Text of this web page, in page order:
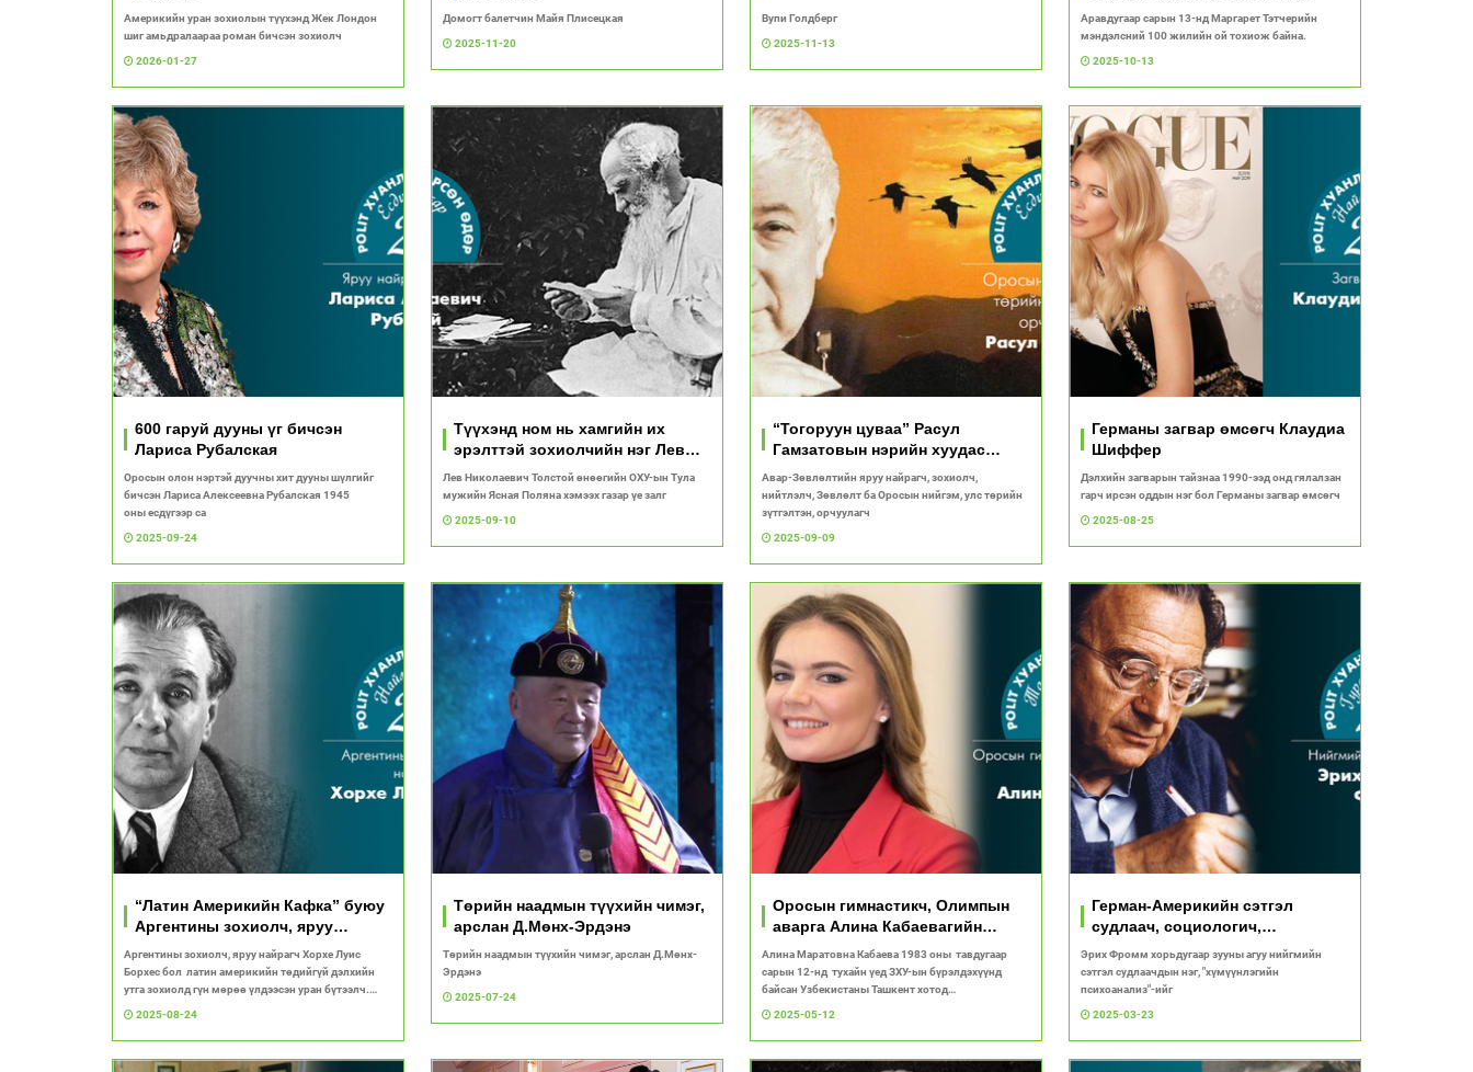
Америкийн уран зохиолын түүхэнд Жек Лондон
шиг амьдралаараа роман бичсэн зохиолч
2026-01-27
Домогт балетчин Майя Плисецкая
2025-11-20
Вупи Голдберг
2025-11-13
Аравдугаар сарын 13-нд Маргарет Тэтчерийн
мэндэлсний 100 жилийн ой тохиож байна.
2025-10-13
600 гаруй дууны үг бичсэн
Лариса Рубалская
Оросын олон нэртэй дуучны хит дууны шүлгийг
бичсэн Лариса Алексеевна Рубалская 1945
оны есдүгээр са
2025-09-24
Түүхэнд ном нь хамгийн их
эрэлттэй зохиолчийн нэг Лев
Николаевич Толстой
Лев Николаевич Толстой өнөөгийн ОХУ-ын Тула
мужийн Ясная Поляна хэмээх газар үе залг
2025-09-10
“Тогоруун цуваа” Расул
Гамзатовын нэрийн хуудас
болсон бүтээлийн нэг
Авар-Зөвлөлтийн яруу найрагч, зохиолч,
нийтлэлч, Зөвлөлт ба Оросын нийгэм, улс төрийн
зүтгэлтэн, орчуулагч
2025-09-09
Германы загвар өмсөгч Клаудиа
Шиффер
Дэлхийн загварын тайзнаа 1990-ээд онд гялалзан
гарч ирсэн оддын нэг бол Германы загвар өмсөгч
2025-08-25
“Латин Америкийн Кафка” буюу
Аргентины зохиолч, яруу
найрагч Хорхе Луис Борхес
Аргентины зохиолч, яруу найрагч Хорхе Луис
Борхес бол латин америкийн төдийгүй дэлхийн
утга зохиолд гүн мөрөө үлдээсэн уран бүтээлч.
найрагч, зохиолчийг онцоллоо.
2025-08-24
Төрийн наадмын түүхийн чимэг,
арслан Д.Мөнх-Эрдэнэ
Төрийн наадмын түүхийн чимэг, арслан Д.Мөнх-
Эрдэнэ
2025-07-24
Оросын гимнастикч, Олимпын
аварга Алина Кабаевагийн
төрсөн өдөр
Алина Маратовна Кабаева 1983 оны тавдугаар
сарын 12-нд тухайн үед ЗХУ-ын бүрэлдэхүүнд
байсан Узбекистаны Ташкент хотод
2025-05-12
Герман-Америкийн сэтгэл
судлаач, социологич,
неофрейдизмын төлөөлөгч
Эрих Фромм
Эрих Фромм хорьдугаар зууны агуу нийгмийн
сэтгэл судлаачдын нэг, "хүмүүнлэгийн
психоанализ"-ийг
2025-03-23